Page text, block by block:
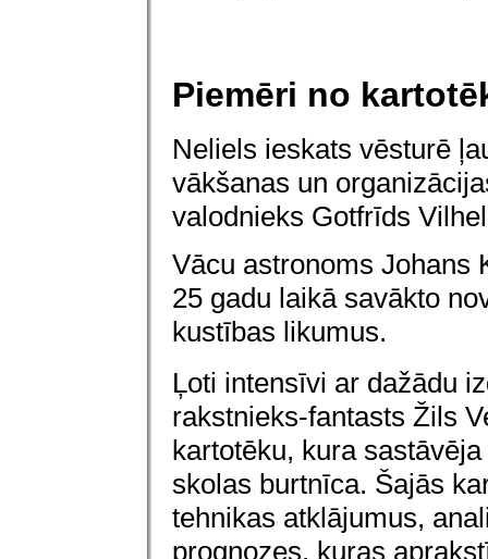
Piemēri no
Neliels ieskats vēsturē
vākšanas un
valodnieks Gotfrīds
Vācu astronoms Johans
25 gadu laikā savākto
kustības likumus.
Ļoti intensīvi ar dažādu
rakstnieks-fantasts Žils
kartotēku, kura
skolas burtnīca. Šajās
tehnikas atklājumus,
prognozes, kuras